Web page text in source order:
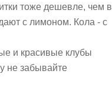
тоже дешевле, чем в
с лимоном. Кола - с
и красивые клубы
не забывайте